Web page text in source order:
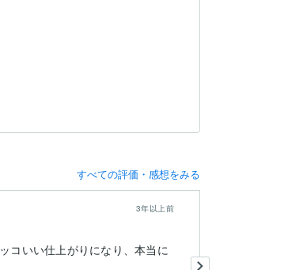
すべての評価・感想をみる
3年以上前
コいい仕上がりになり、本当に